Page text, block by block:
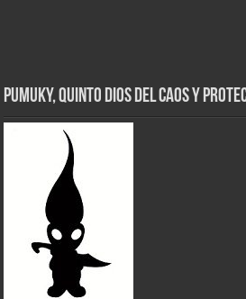
Pumuky, Quinto Dios del Caos y